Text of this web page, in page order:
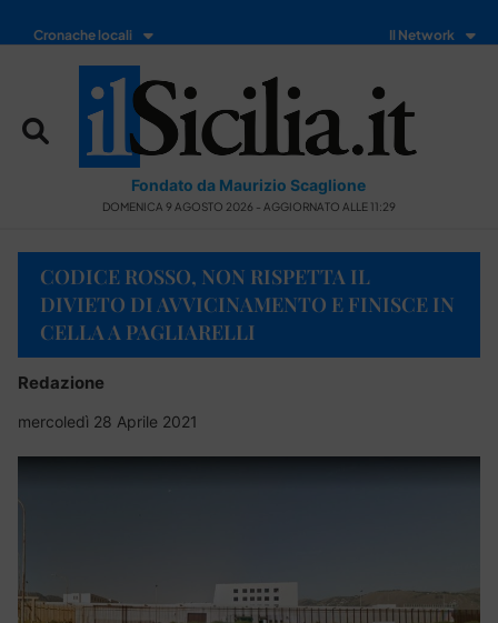
Cronache locali Il Network
Fondato da Maurizio Scaglione
DOMENICA 9 AGOSTO 2026 - AGGIORNATO ALLE 11:29
CODICE ROSSO, NON RISPETTA IL
DIVIETO DI AVVICINAMENTO E FINISCE IN
CELLA A PAGLIARELLI
Redazione
mercoledì 28 Aprile 2021